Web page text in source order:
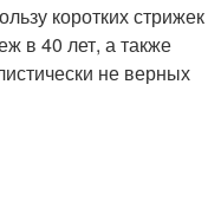
коротких стрижек
в 40 лет, а также
не верных